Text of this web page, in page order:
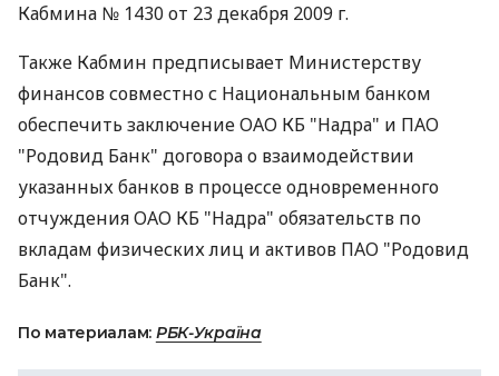
Кабмина № 1430 от 23 декабря 2009 г.
Также Кабмин предписывает Министерству
финансов совместно с Национальным банком
обеспечить заключение ОАО КБ "Надра" и ПАО
"Родовид Банк" договора о взаимодействии
указанных банков в процессе одновременного
отчуждения ОАО КБ "Надра" обязательств по
вкладам физических лиц и активов ПАО "Родовид
Банк".
По материалам: РБК-Україна